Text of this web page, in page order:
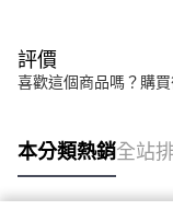
評價
喜歡這個商品嗎？購
本分類熱銷全站